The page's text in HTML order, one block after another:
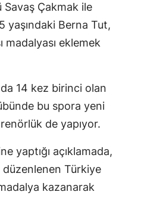
Eskişehir
Gaziantep
Gümüşhane
Hakkari
Isparta
Mersin
Savaş Çakmak ile
yaşındaki Berna Tut,
madalyası eklemek
14 kez birinci olan
bu spora yeni
de yapıyor.
yaptığı açıklamada,
düzenlenen Türkiye
kazanarak